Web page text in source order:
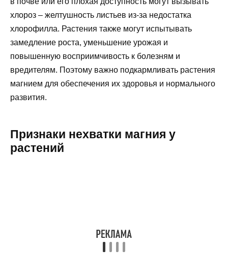
хлороз – желтушность листьев из-за недостатка
хлорофилла. Растения также могут испытывать
замедление роста, уменьшение урожая и
повышенную восприимчивость к болезням и
вредителям. Поэтому важно подкармливать растения
магнием для обеспечения их здоровья и нормального
развития.
Признаки нехватки магния у
растений